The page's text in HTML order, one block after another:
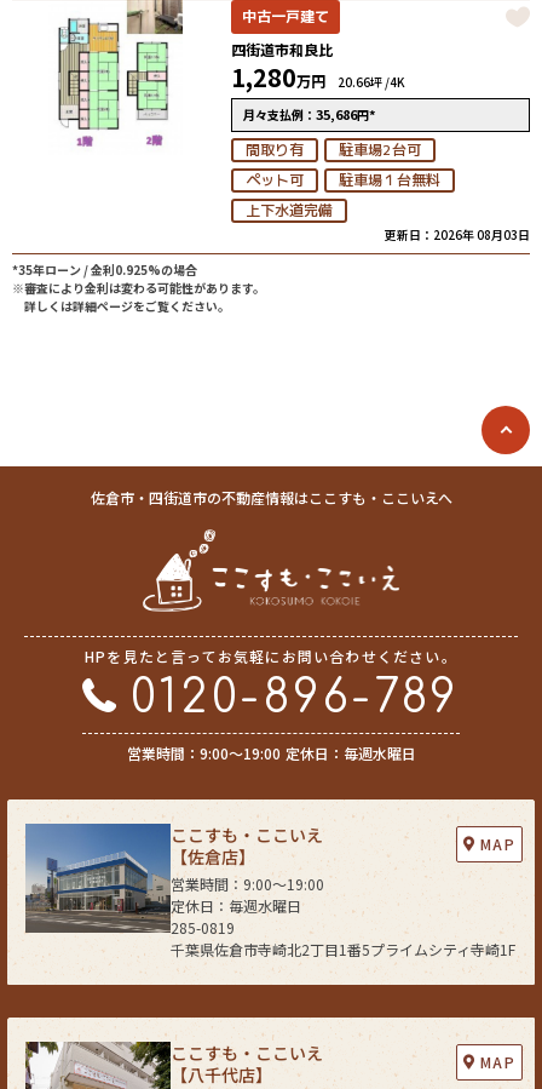
中古一戸建て
四街道市和良比
1,280万円 20.66坪 /4K
月々支払例：35,686円*
間取り有
駐車場2台可
ペット可
駐車場１台無料
上下水道完備
更新日：2026年 08月03日
*35年ローン / 金利0.925%の場合
※審査により金利は変わる可能性があります。
詳しくは詳細ページをご覧ください。
佐倉市・四街道市の不動産情報はここすも・ここいえへ
HPを見たと言ってお気軽にお問い合わせください。
0120-896-789
営業時間：9:00〜19:00 定休日：毎週水曜日
ここすも・ここいえ
【佐倉店】
285-0819
千葉県佐倉市寺崎北2丁目1番5プライムシティ寺崎1F
営業時間：9:00〜19:00
定休日：毎週水曜日
MAP
ここすも・ここいえ
【八千代店】
MAP